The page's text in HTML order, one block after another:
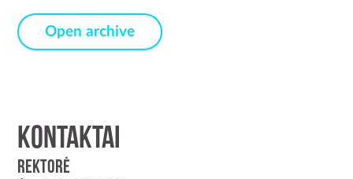
Open archive
Kontaktai
Rektorė